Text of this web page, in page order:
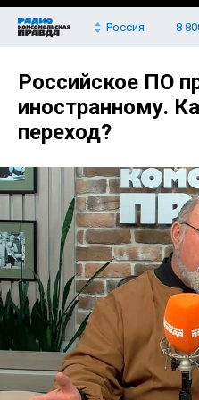
Россия 8
Российское ПО
иностранному.
переход?